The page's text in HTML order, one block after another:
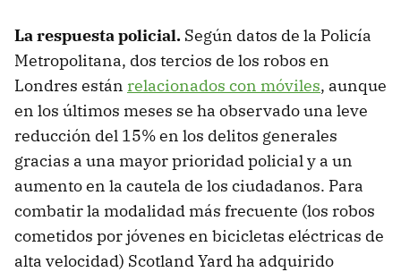
La respuesta policial. Según datos de la Policía
Metropolitana, dos tercios de los robos en
Londres están relacionados con móviles, aunque
en los últimos meses se ha observado una leve
reducción del 15% en los delitos generales
gracias a una mayor prioridad policial y a un
aumento en la cautela de los ciudadanos. Para
combatir la modalidad más frecuente (los robos
cometidos por jóvenes en bicicletas eléctricas de
alta velocidad) Scotland Yard ha adquirido